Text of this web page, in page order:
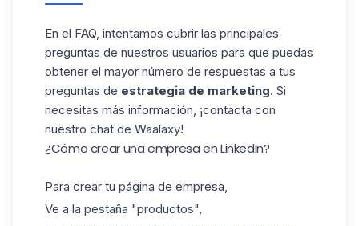
En el FAQ, intentamos cubrir las principales
preguntas de nuestros usuarios para que puedas
obtener el mayor número de respuestas a tus
preguntas de estrategia de marketing. Si
necesitas más información, ¡contacta con
nuestro chat de Waalaxy!
¿Cómo crear una empresa en LinkedIn?
Para crear tu página de empresa,
Ve a la pestaña "productos",